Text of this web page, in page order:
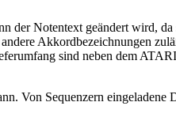
der Notentext geändert wird,
Akkordbezeichnungen
sind neben dem
Von Sequenzern eingeladene